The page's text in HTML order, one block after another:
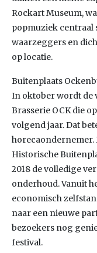
Rockart Museum,
popmuziek centraal
waarzeggers en
op locatie.
Buitenplaats
In oktober wordt de
Brasserie OCK die
volgend jaar. Dat
horecaondernemer.
Historische
2018 de volledige
onderhoud. Vanuit
economisch
naar een nieuwe
bezoekers nog
festival.